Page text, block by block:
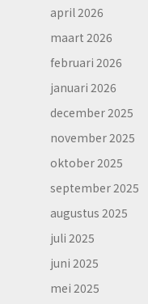
april 2026
maart 2026
februari 2026
januari 2026
december 2025
november 2025
oktober 2025
september 2025
augustus 2025
juli 2025
juni 2025
mei 2025